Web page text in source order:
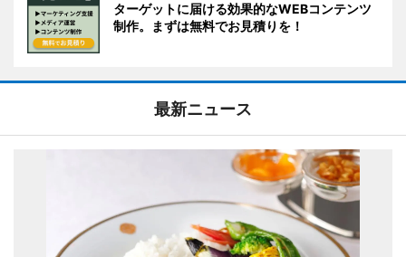
ターゲットに届ける効果的なWEBコンテンツ
制作。まずは無料でお見積りを！
最新ニュース